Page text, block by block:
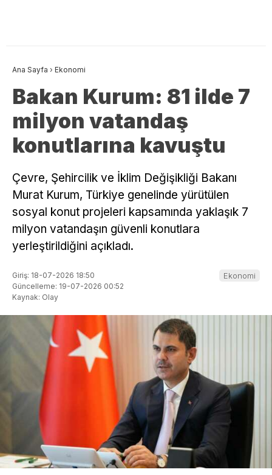
Ana Sayfa › Ekonomi
Bakan Kurum: 81 ilde 7
milyon vatandaş
konutlarına kavuştu
Çevre, Şehircilik ve İklim Değişikliği Bakanı
Murat Kurum, Türkiye genelinde yürütülen
sosyal konut projeleri kapsamında yaklaşık 7
milyon vatandaşın güvenli konutlara
yerleştirildiğini açıkladı.
Giriş: 18-07-2026 18:50
Güncelleme: 19-07-2026 00:52
Kaynak: Olay
Ekonomi